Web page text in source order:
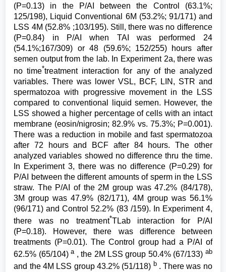
(P=0.13) in the P/AI between the Control (63.1%;
125/198), Liquid Conventional 6M (53.2%; 91/171) and
LSS 4M (52.8% ;103/195). Still, there was no difference
(P=0.84) in P/AI when TAI was performed 24
(54.1%;167/309) or 48 (59.6%; 152/255) hours after
semen output from the lab. In Experiment 2a, there was
no time*treatment interaction for any of the analyzed
variables. There was lower VSL, BCF, LIN, STR and
spermatozoa with progressive movement in the LSS
compared to conventional liquid semen. However, the
LSS showed a higher percentage of cells with an intact
membrane (eosin/nigrosin; 82.9% vs. 75.3%; P=0.001).
There was a reduction in mobile and fast spermatozoa
after 72 hours and BCF after 84 hours. The other
analyzed variables showed no difference thru the time.
In Experiment 3, there was no difference (P=0.29) for
P/AI between the different amounts of sperm in the LSS
straw. The P/AI of the 2M group was 47.2% (84/178),
3M group was 47.9% (82/171), 4M group was 56.1%
(96/171) and Control 52.2% (83 /159). In Experiment 4,
there was no treatment*TLab interaction for P/AI
(P=0.18). However, there was difference between
treatments (P=0.01). The Control group had a P/AI of
62.5% (65/104)a, the 2M LSS group 50.4% (67/133) ab
and the 4M LSS group 43.2% (51/118) b. There was no